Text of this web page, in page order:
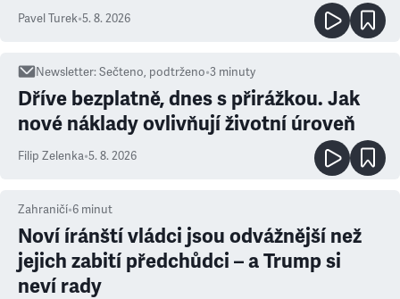
ale atmosféra
Pavel Turek•5. 8. 2026
Newsletter:Sečteno, podtrženo•3 minuty
Dříve bezplatně, dnes s přirážkou. Jak
nové náklady ovlivňují životní úroveň
Filip Zelenka•5. 8. 2026
Zahraničí•6 minut
Noví íránští vládci jsou odvážnější než
jejich zabití předchůdci – a Trump si
neví rady